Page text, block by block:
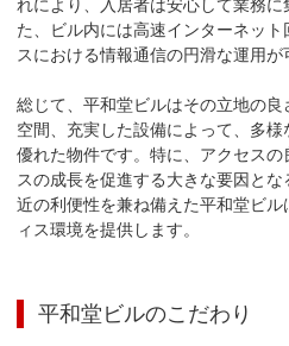
れにより、入居者は安心して業務
た、ビル内には高速インターネッ
スにおける情報通信の円滑な運用が
総じて、平和堂ビルはその立地の
空間、充実した設備によって、多
優れた物件です。特に、アクセス
スの成長を促進する大きな要因と
近の利便性を兼ね備えた平和堂ビ
ィス環境を提供します。
平和堂ビルのこだわり